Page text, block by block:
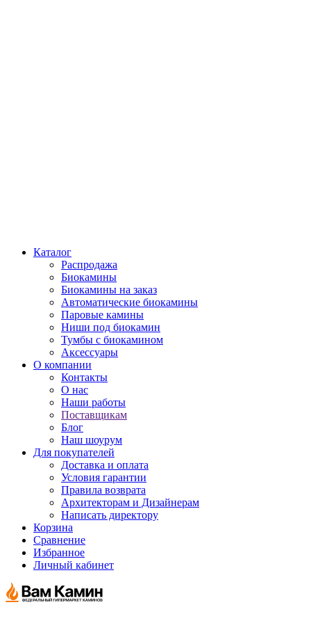
Каталог
Распродажа
Биокамины
Биокамины на заказ
Автоматические биокамины
Паровые камины
Ниши под биокамин
Тумбы с биокамином
Аксессуары
О компании
Контакты
О нас
Наши работы
Поставщикам
Блог
Наш шоурум
Для покупателей
Доставка и оплата
Условия гарантии
Правила возврата
Архитекторам и Дизайнерам
Написать директору
Корзина
Сравнение
Избранное
Личный кабинет